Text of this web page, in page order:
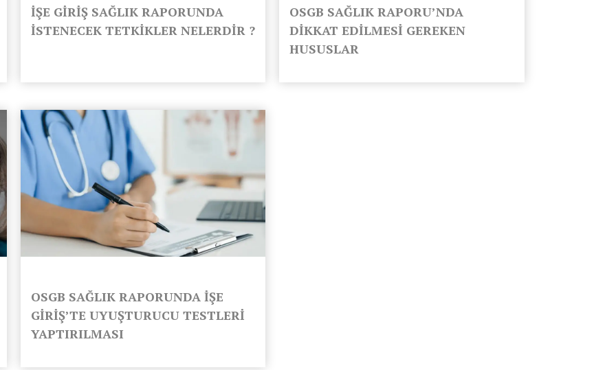
İŞE GİRİŞ SAĞLIK RAPORUNDA
İSTENECEK TETKİKLER NELERDİR ?
OSGB SAĞLIK RAPORU’NDA
DİKKAT EDİLMESİ GEREKEN
HUSUSLAR
OSGB SAĞLIK RAPORUNDA İŞE
GİRİŞ’TE UYUŞTURUCU TESTLERİ
YAPTIRILMASI